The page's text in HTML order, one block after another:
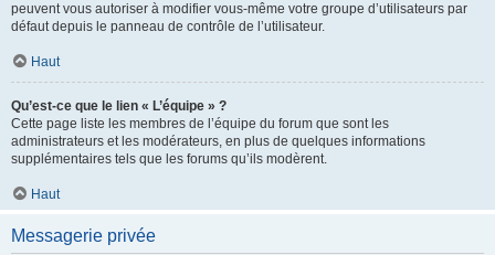
peuvent vous autoriser à modifier vous-même votre groupe d’utilisateurs par
défaut depuis le panneau de contrôle de l’utilisateur.
Haut
Qu’est-ce que le lien « L’équipe » ?
Cette page liste les membres de l’équipe du forum que sont les
administrateurs et les modérateurs, en plus de quelques informations
supplémentaires tels que les forums qu’ils modèrent.
Haut
Messagerie privée